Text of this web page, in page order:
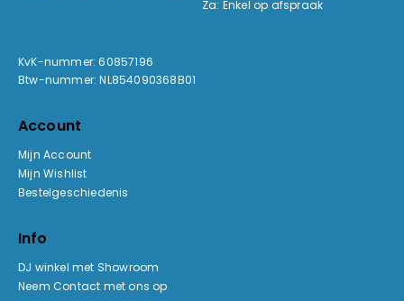
Za: Enkel op afspraak
KvK-nummer: 60857196
Btw-nummer: NL854090368B01
Account
Mijn Account
Mijn Wishlist
Bestelgeschiedenis
Info
DJ winkel met Showroom
Neem Contact met ons op